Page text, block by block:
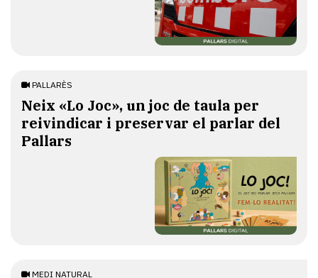
PALLARÈS
​Neix «Lo Joc», un joc de taula per
reivindicar i preservar el parlar del
Pallars
MEDI NATURAL